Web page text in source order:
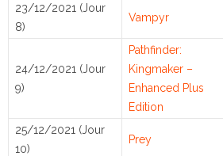
23/12/2021 (Jour
8)
Vampyr
24/12/2021 (Jour
9)
Pathfinder:
Kingmaker –
Enhanced Plus
Edition
25/12/2021 (Jour
10)
Prey